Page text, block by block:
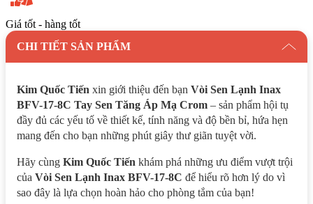
Giá tốt - hàng tốt
CHI TIẾT SẢN PHẨM
Kim Quốc Tiến xin giới thiệu đến bạn Vòi Sen Lạnh Inax
BFV-17-8C Tay Sen Tăng Áp Mạ Crom – sản phẩm hội tụ
đầy đủ các yếu tố về thiết kế, tính năng và độ bền bỉ, hứa hẹn
mang đến cho bạn những phút giây thư giãn tuyệt vời.
Hãy cùng Kim Quốc Tiến khám phá những ưu điểm vượt trội
của Vòi Sen Lạnh Inax BFV-17-8C để hiểu rõ hơn lý do vì
sao đây là lựa chọn hoàn hảo cho phòng tắm của bạn!